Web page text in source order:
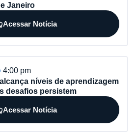
Janeiro
Acessar Notícia
4:00 pm
níveis de aprendizagem
desafios persistem
Acessar Notícia